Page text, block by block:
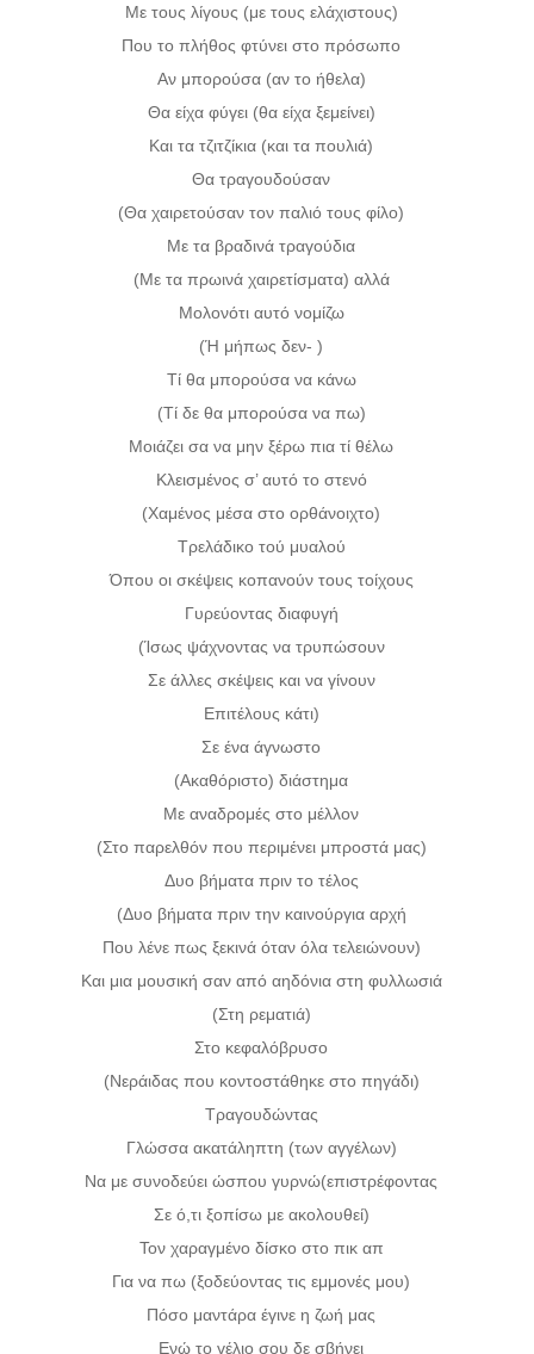
Με τους λίγους (με τους ελάχιστους)
Που το πλήθος φτύνει στο πρόσωπο
Αν μπορούσα (αν το ήθελα)
Θα είχα φύγει (θα είχα ξεμείνει)
Και τα τζιτζίκια (και τα πουλιά)
Θα τραγουδούσαν
(Θα χαιρετούσαν τον παλιό τους φίλο)
Με τα βραδινά τραγούδια
(Με τα πρωινά χαιρετίσματα) αλλά
Μολονότι αυτό νομίζω
(Ή μήπως δεν- )
Τί θα μπορούσα να κάνω
(Τί δε θα μπορούσα να πω)
Μοιάζει σα να μην ξέρω πια τί θέλω
Κλεισμένος σ’ αυτό το στενό
(Χαμένος μέσα στο ορθάνοιχτο)
Τρελάδικο τού μυαλού
Όπου οι σκέψεις κοπανούν τους τοίχους
Γυρεύοντας διαφυγή
(Ίσως ψάχνοντας να τρυπώσουν
Σε άλλες σκέψεις και να γίνουν
Επιτέλους κάτι)
Σε ένα άγνωστο
(Ακαθόριστο) διάστημα
Με αναδρομές στο μέλλον
(Στο παρελθόν που περιμένει μπροστά μας)
Δυο βήματα πριν το τέλος
(Δυο βήματα πριν την καινούργια αρχή
Που λένε πως ξεκινά όταν όλα τελειώνουν)
Και μια μουσική σαν από αηδόνια στη φυλλωσιά
(Στη ρεματιά)
Στο κεφαλόβρυσο
(Νεράιδας που κοντοστάθηκε στο πηγάδι)
Τραγουδώντας
Γλώσσα ακατάληπτη (των αγγέλων)
Να με συνοδεύει ώσπου γυρνώ(επιστρέφοντας
Σε ό,τι ξοπίσω με ακολουθεί)
Τον χαραγμένο δίσκο στο πικ απ
Για να πω (ξοδεύοντας τις εμμονές μου)
Πόσο μαντάρα έγινε η ζωή μας
Ενώ το γέλιο σου δε σβήνει